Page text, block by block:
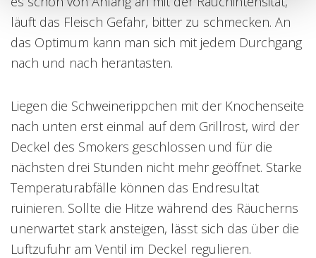
läuft das Fleisch Gefahr, bitter zu schmecken. An
das Optimum kann man sich mit jedem Durchgang
nach und nach herantasten.
Liegen die Schweinerippchen mit der Knochenseite
nach unten erst einmal auf dem Grillrost, wird der
Deckel des Smokers geschlossen und für die
nächsten drei Stunden nicht mehr geöffnet. Starke
Temperaturabfälle können das Endresultat
ruinieren. Sollte die Hitze während des Räucherns
unerwartet stark ansteigen, lässt sich das über die
Luftzufuhr am Ventil im Deckel regulieren.